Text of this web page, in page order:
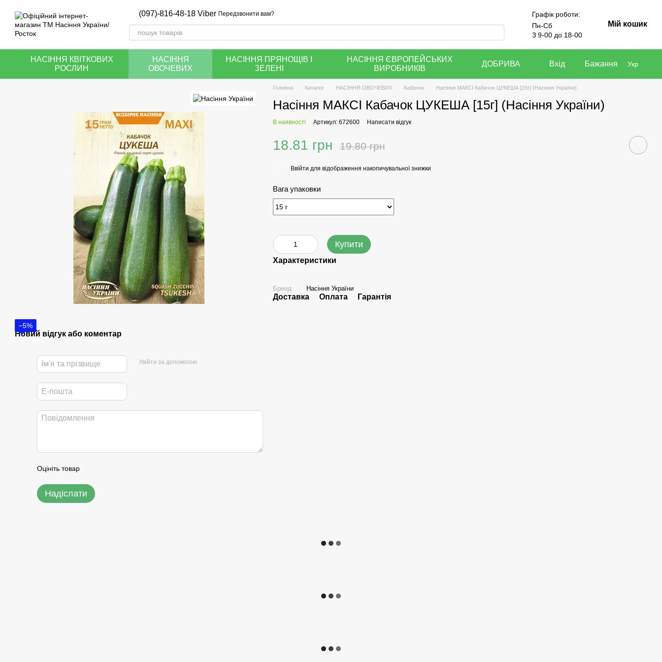
(097)-816-48-18 Viber Передзвонити вам?
Графік роботи:
Пн-Сб
З 9-00 до 18-00
Мій кошик
НАСІННЯ КВІТКОВИХ
РОСЛИН
НАСІННЯ
ОВОЧЕВИХ
НАСІННЯ ПРЯНОЩІВ І
ЗЕЛЕНІ
НАСІННЯ ЄВРОПЕЙСЬКИХ
ВИРОБНИКІВ
ДОБРИВА Вхід Бажання Укр
−5%
Новий відгук або коментар
Увійти за допомогою
Оцініть товар
Надіслати
Головна Каталог НАСІННЯ ОВОЧЕВИХ Кабачок Насіння МАКСІ Кабачок ЦУКЕША [15г] (Насіння України)
Насіння МАКСІ Кабачок ЦУКЕША [15г] (Насіння України)
В наявності Артикул: 672600 Написати відгук
18.81 грн 19.80 грн
Ввійти для відображення накопичувальної знижки
Вага упаковки
Купити
Характеристики
Бренд Насіння України
Доставка Оплата Гарантія